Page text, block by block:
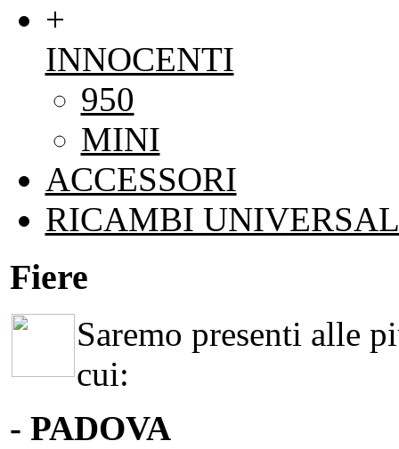
+
INNOCENTI
950
MINI
ACCESSORI
RICAMBI
Fiere
Saremo presenti alle
cui:
- PADOVA